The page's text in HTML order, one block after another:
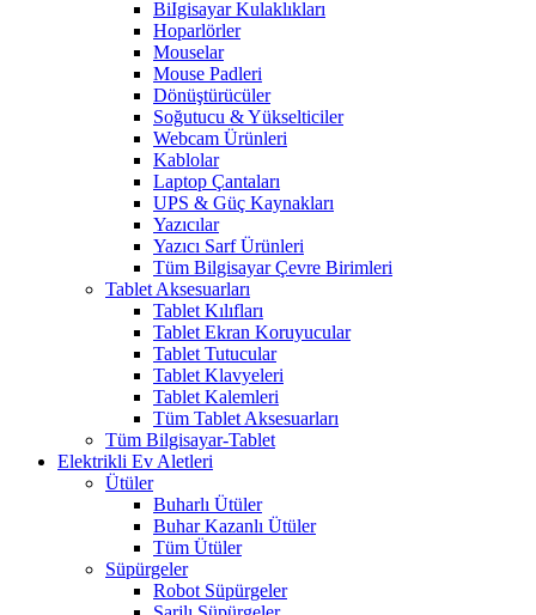
BiIgisayar Kulaklıkları
Hoparlörler
Mouselar
Mouse Padleri
Dönüştürücüler
Soğutucu & Yükselticiler
Webcam Ürünleri
Kablolar
Laptop Çantaları
UPS & Güç Kaynakları
Yazıcılar
Yazıcı Sarf Ürünleri
Tüm Bilgisayar Çevre Birimleri
Tablet Aksesuarları
Tablet Kılıfları
Tablet Ekran Koruyucular
Tablet Tutucular
Tablet Klavyeleri
Tablet Kalemleri
Tüm Tablet Aksesuarları
Tüm Bilgisayar-Tablet
Elektrikli Ev Aletleri
Ütüler
Buharlı Ütüler
Buhar Kazanlı Ütüler
Tüm Ütüler
Süpürgeler
Robot Süpürgeler